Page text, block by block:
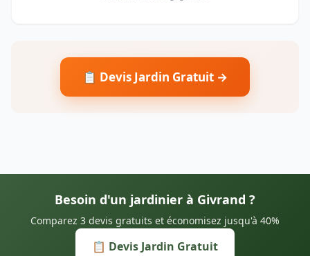
📋 Devis Jardin Gratuit →
Besoin d'un jardinier à Givrand ?
Comparez 3 devis gratuits et économisez jusqu'à 40%
📋 Devis Jardin Gratuit